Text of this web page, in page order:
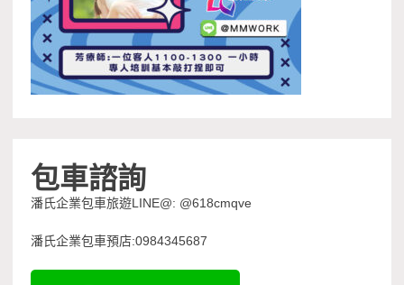
包車諮詢
潘氏企業包車旅遊LINE@: @618cmqve
潘氏企業包車預店:0984345687